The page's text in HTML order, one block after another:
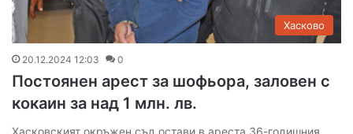
Хасково
20.12.2024 12:03 0
Постоянен арест за шофьора, заловен с
кокаин за над 1 млн. лв.
Хасковският окръжен съд остави в ареста 36-годишния